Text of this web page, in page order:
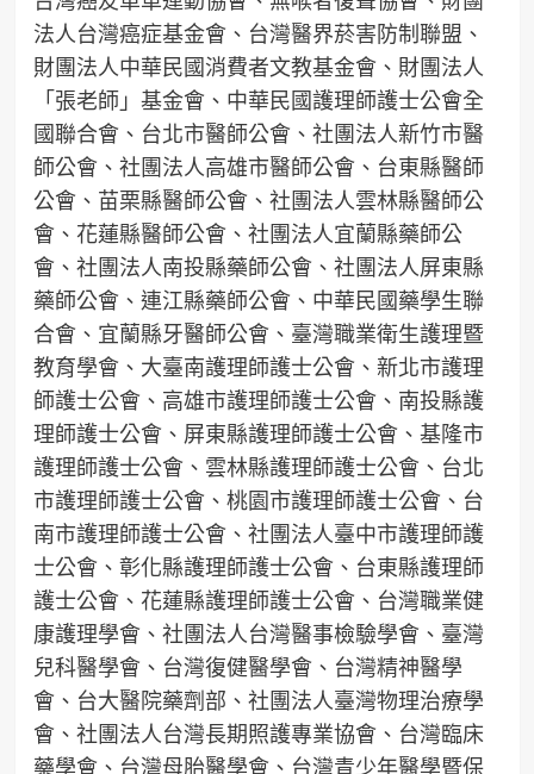
法人台灣癌症基金會、台灣醫界菸害防制聯盟、
財團法人中華民國消費者文教基金會、財團法人
「張老師」基金會、中華民國護理師護士公會全
國聯合會、台北市醫師公會、社團法人新竹市醫
師公會、社團法人高雄市醫師公會、台東縣醫師
公會、苗栗縣醫師公會、社團法人雲林縣醫師公
會、花蓮縣醫師公會、社團法人宜蘭縣藥師公
會、社團法人南投縣藥師公會、社團法人屏東縣
藥師公會、連江縣藥師公會、中華民國藥學生聯
合會、宜蘭縣牙醫師公會、臺灣職業衛生護理暨
教育學會、大臺南護理師護士公會、新北市護理
師護士公會、高雄市護理師護士公會、南投縣護
理師護士公會、屏東縣護理師護士公會、基隆市
護理師護士公會、雲林縣護理師護士公會、台北
市護理師護士公會、桃園市護理師護士公會、台
南市護理師護士公會、社團法人臺中市護理師護
士公會、彰化縣護理師護士公會、台東縣護理師
護士公會、花蓮縣護理師護士公會、台灣職業健
康護理學會、社團法人台灣醫事檢驗學會、臺灣
兒科醫學會、台灣復健醫學會、台灣精神醫學
會、台大醫院藥劑部、社團法人臺灣物理治療學
會、社團法人台灣長期照護專業協會、台灣臨床
藥學會、台灣母胎醫學會、台灣青少年醫學暨保